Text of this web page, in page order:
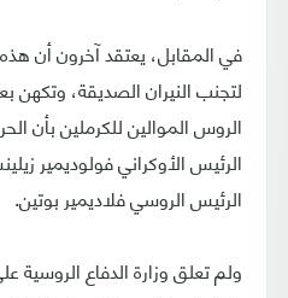
في المقابل، يعتقد آخرون أن
لتجنب النيران الصديقة، وتكهن
الروس الموالين للكرملين بأن
الرئيس الروسي فلاديمير بوتين.
ولم تعلق وزارة الدفاع